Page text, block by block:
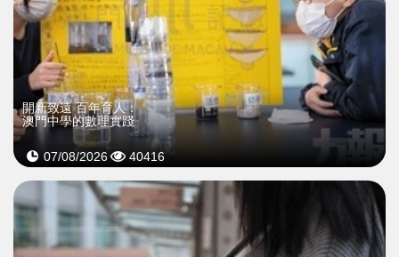
開新致遠 百年育人：
澳門中學的數理實踐
07/08/2026 40416